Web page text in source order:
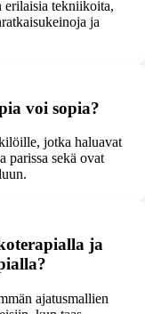
erilaisia tekniikoita,
ja
voi sopia?
jotka haluavat
parissa sekä ovat
ja
ajatusmallien